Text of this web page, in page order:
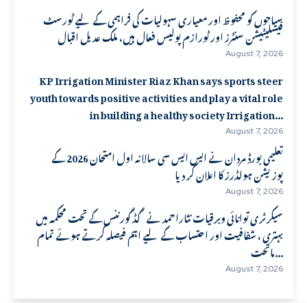
سیاحوں کو محفوظ اور معیاری سہولیات کی فراہمی کے لیے ٹورسٹ
فیسلیٹیشن سنٹرز اور ٹورازم پولیس فعال ہیں، ملک عدیل اقبال
August 7, 2026
KP Irrigation Minister Riaz Khan says sports steer
youth towards positive activities and play a vital role
in building a healthy society Irrigation...
August 7, 2026
تعلیمی بورڈ مردان نے ایس ایس سی سالانہ اول امتحان 2026 کے
پوزیشن ہولڈرز کا اعلان کر دیا
August 7, 2026
سیکرٹری توانائی وبرقیات نثاراحمد نے گڈ گورننس کے تحت محکمہ میں
بہتری ، شفافیت اور احتساب کے لیے اہم فیصلہ کرتے ہوئے تمام
ماتحت...
August 7, 2026